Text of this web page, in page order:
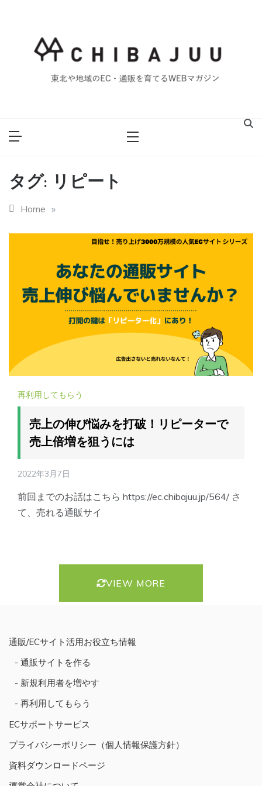
重ブログ
タグ: リピート
Home »
再利用してもらう
売上の伸び悩みを打破！リピーターで
売上倍増を狙うには
2022年3月7日
前回までのお話はこちら https://ec.chibajuu.jp/564/ さ
て、売れる通販サイ
VIEW MORE
通販/ECサイト活用お役立ち情報
通販サイトを作る
新規利用者を増やす
再利用してもらう
ECサポートサービス
プライバシーポリシー（個人情報保護方針）
資料ダウンロードページ